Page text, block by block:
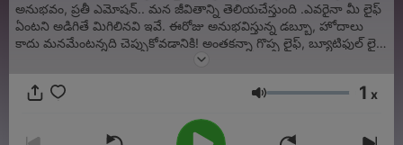
అనుభవం, ప్రతీ ఎమోషన్.. మన జీవితాన్ని తెలియచేస్తుంది .ఎవరైనా మీ లైఫ్
ఏంటని అడిగితే మిగిలినవి ఇవే. ఈరోజు అనుభవిస్తున్న డబ్బూ, హోదాలు
కాదు మనమేంటన్నది చెప్పుకోవడానికి! అంతకన్నా గొప్ప లైఫ్, బ్యూటి‌ఫుల్ లైఫ్
మనం చూసొచ్చాం. ఒక్కసారి గుర్తు తెచ్చుకోండి. గర్వంగా ఎంతో చెప్పుకోవచ్చు..
Volume 1 x